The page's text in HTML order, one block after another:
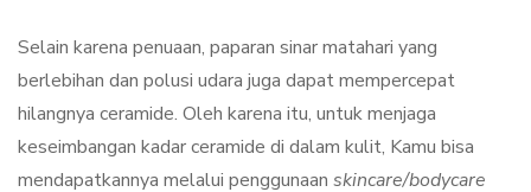
Selain karena penuaan, paparan sinar matahari yang
berlebihan dan polusi udara juga dapat mempercepat
hilangnya ceramide. Oleh karena itu, untuk menjaga
keseimbangan kadar ceramide di dalam kulit, Kamu bisa
mendapatkannya melalui penggunaan skincare/bodycare